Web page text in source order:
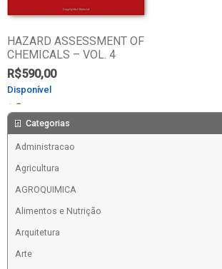
HAZARD ASSESSMENT OF
CHEMICALS – VOL. 4
R$590,00
Disponível
Comprar
Categorias
Administracao
Agricultura
AGROQUIMICA
Alimentos e Nutrição
Arquitetura
Arte